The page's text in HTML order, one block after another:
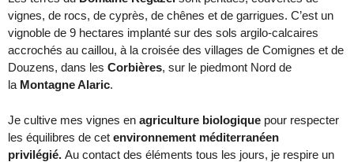
vignes, de rocs, de cyprès, de chênes et de garrigues. C’est un
vignoble de 9 hectares implanté sur des sols argilo-calcaires
accrochés au caillou, à la croisée des villages de Comignes et de
Douzens, dans les Corbières, sur le piedmont Nord de
la Montagne Alaric.
Je cultive mes vignes en agriculture biologique pour respecter
les équilibres de cet environnement méditerranéen
privilégié. Au contact des éléments tous les jours, je respire un